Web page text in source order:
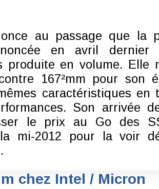
au passage que la
en avril
produite en volume. Elle
contre 167²mm pour son
caractéristiques en
Son arrivée
le prix au Go des
mi-2012 pour la voir
chez Intel / Micron